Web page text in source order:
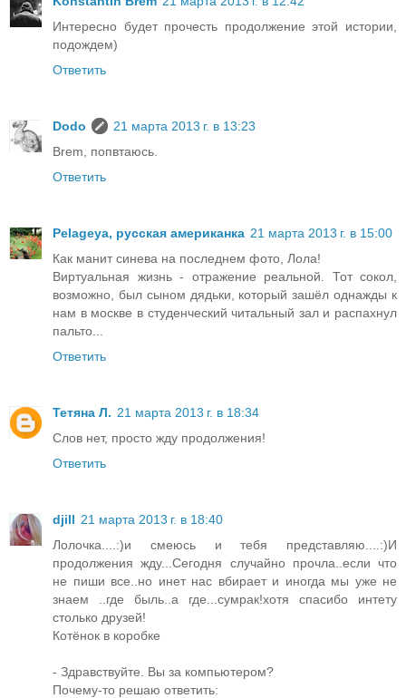
Интересно будет прочесть продолжение этой истории,
подождем)
Ответить
Dodo
21 марта 2013 г. в 13:23
Brem, попвтаюсь.
Ответить
Pelageya, русская американка 21 марта 2013 г. в 15:00
Как манит синева на последнем фото, Лола!
Виртуальная жизнь - отражение реальной. Тот сокол,
возможно, был сыном дядьки, который зашёл однажды к
нам в москве в студенческий читальный зал и распахнул
пальто...
Ответить
Тетяна Л. 21 марта 2013 г. в 18:34
Слов нет, просто жду продолжения!
Ответить
djill 21 марта 2013 г. в 18:40
Лолочка....:)и смеюсь и тебя представляю....:)И
продолжения жду...Сегодня случайно прочла..если что
не пиши все..но инет нас вбирает и иногда мы уже не
знаем ..где быль..а где...сумрак!хотя спасибо интету
столько друзей!
Котёнок в коробке
- Здравствуйте. Вы за компьютером?
Почему-то решаю ответить: